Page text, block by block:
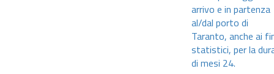
arrivo e in partenza
al/dal porto di
Taranto, anche ai
statistici, per la
di mesi 24.